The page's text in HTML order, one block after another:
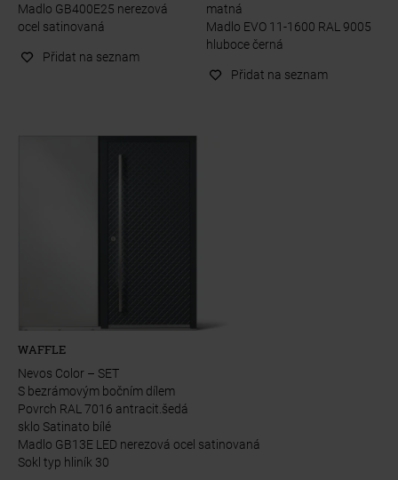
Madlo GB400E25 nerezová
ocel satinovaná
Přidat na seznam
matná
Madlo EVO 11-1600 RAL 9005
hluboce černá
Přidat na seznam
WAFFLE
Nevos Color – SET
S bezrámovým bočním dílem
Povrch RAL 7016 antracit.šedá
sklo Satinato bílé
Madlo GB13E LED nerezová ocel satinovaná
Sokl typ hliník 30